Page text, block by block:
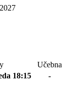
Učebna
18:15 -